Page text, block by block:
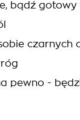
bądź gotowy
czarnych
pewno -